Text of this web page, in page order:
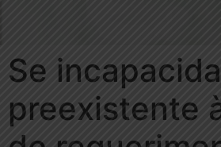
Se
preexistente